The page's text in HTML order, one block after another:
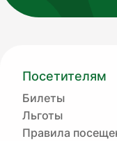
Посетителям
Билеты
Льготы
Правила